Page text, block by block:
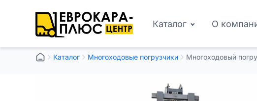
Каталог О
Каталог Многоходовые погрузчики Многоходовый